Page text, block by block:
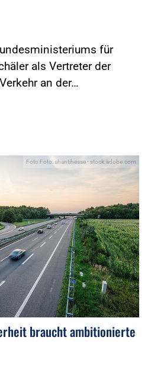
für
als Vertreter der
an der…
Foto:Foto: shantihesse - stock.adobe.com
braucht ambitionierte